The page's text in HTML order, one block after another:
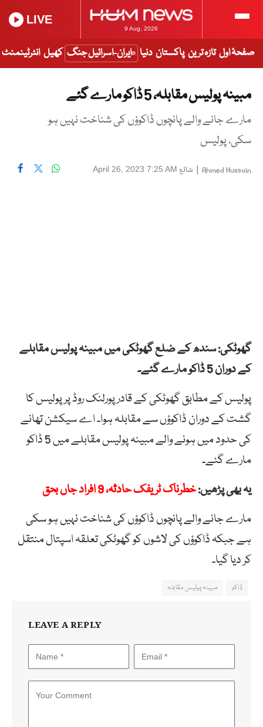
9 Aug, 2026
LIVE
صفحۂ اول تازہ ترین پاکستان دنیا ایران-اسرائیل جنگ کھیل انٹرٹینمنٹ
مبینہ پولیس مقابلہ، 5 ڈاکو مارے گئے
مارے جانے والے پانچوں ڈاکوؤں کی شناخت نہیں ہو
سکی، پولیس
Ahmed Hussain
| شائع April 26, 2023 7:25 AM
گھوٹکی: سندھ کے ضلع گھوٹکی میں مبینہ پولیس مقابلے
کے دوران 5 ڈاکو مارے گئے۔
پولیس کے مطابق گھوٹکی کے قادر پورلنک روڈ پر پولیس کا
گشت کے دوران ڈاکوؤں سے مقابلہ ہوا۔ اے سیکشن تھانے
کی حدود میں ہونے والے مبینہ پولیس مقابلے میں 5 ڈاکو
مارے گئے۔
یہ بھی پڑھیں:خطرناک ٹریفک حادثہ، 9 افراد جاں بحق
مارے جانے والے پانچوں ڈاکوؤں کی شناخت نہیں ہو سکی
ہے جبکہ ڈاکوؤں کی لاشوں کو گھوٹکی تعلقہ اسپتال منتقل
کر دیا گیا۔
ڈاکو مبینہ پولیس مقابلہ
LEAVE A REPLY